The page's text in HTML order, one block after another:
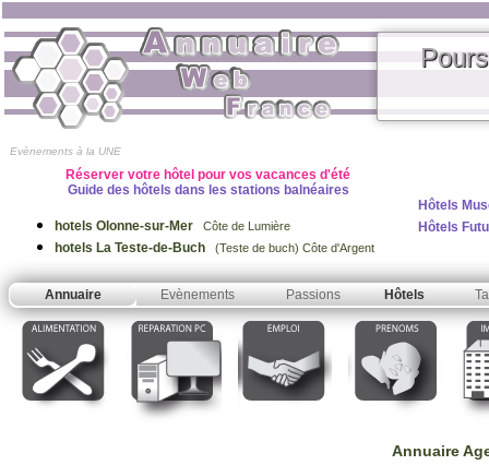
Evènements à la UNE
Réserver votre hôtel pour vos vacances d'été
Guide des hôtels dans les stations balnéaires
hotels Olonne-sur-Mer Côte de Lumière
hotels La Teste-de-Buch (Teste de buch) Côte d'Argent
Hôtels
Hôtels
Annuaire Evènements Passions Hôtels
Annuaire